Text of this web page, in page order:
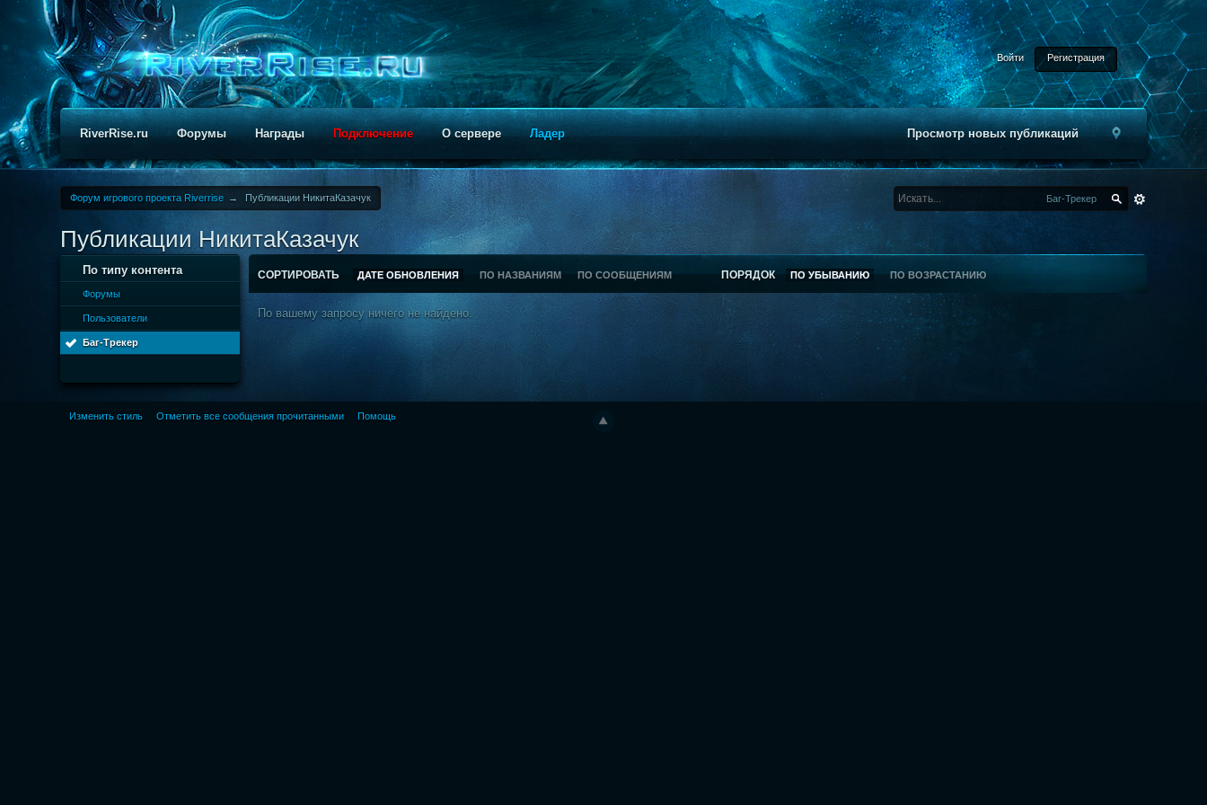
Войти Регистрация
Просмотр новых публикаций
RiverRise.ru Форумы Награды Подключение О сервере Ладер
Форум игрового проекта Riverrise → Публикации НикитаКазачук Баг-Трекер
Публикации НикитаКазачук
По типу контента
Форумы
Пользователи
Баг-Трекер
СОРТИРОВАТЬ ДАТЕ ОБНОВЛЕНИЯ ПО НАЗВАНИЯМ ПО СООБЩЕНИЯМ ПОРЯДОК ПО УБЫВАНИЮ ПО ВОЗРАСТАНИЮ
По вашему запросу ничего не найдено.
Изменить стиль Отметить все сообщения прочитанными Помощь